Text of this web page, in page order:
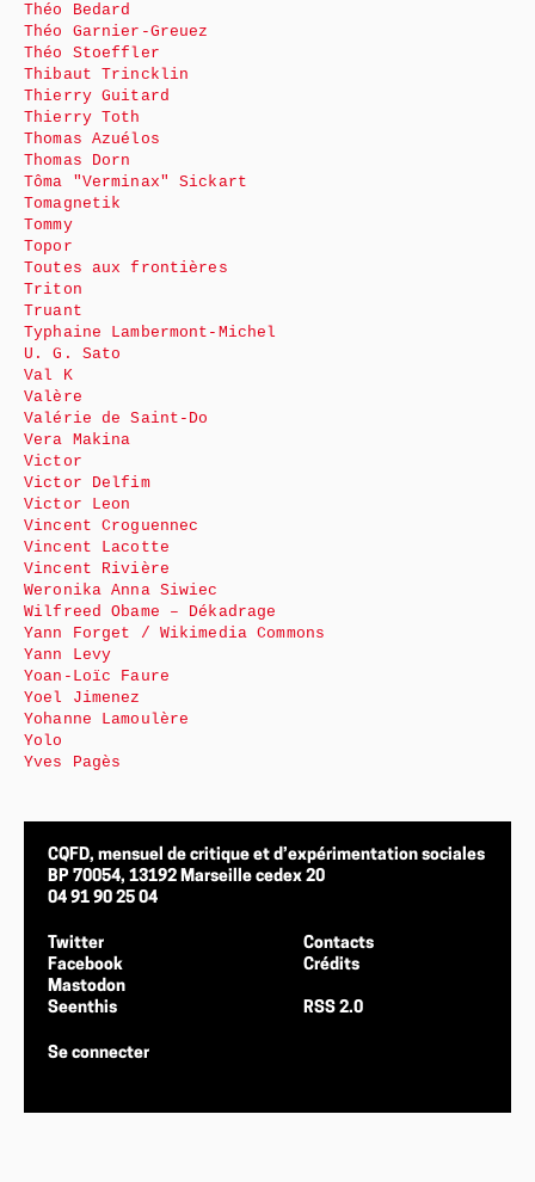
Théo Bedard
Théo Garnier-Greuez
Théo Stoeffler
Thibaut Trincklin
Thierry Guitard
Thierry Toth
Thomas Azuélos
Thomas Dorn
Tôma "Verminax" Sickart
Tomagnetik
Tommy
Topor
Toutes aux frontières
Triton
Truant
Typhaine Lambermont-Michel
U. G. Sato
Val K
Valère
Valérie de Saint-Do
Vera Makina
Victor
Victor Delfim
Victor Leon
Vincent Croguennec
Vincent Lacotte
Vincent Rivière
Weronika Anna Siwiec
Wilfreed Obame – Dékadrage
Yann Forget / Wikimedia Commons
Yann Levy
Yoan-Loïc Faure
Yoel Jimenez
Yohanne Lamoulère
Yolo
Yves Pagès
CQFD, mensuel de critique et d’expérimentation sociales
BP 70054, 13192 Marseille cedex 20
04 91 90 25 04
Twitter
Facebook
Mastodon
Seenthis
Contacts
Crédits
RSS 2.0
Se connecter